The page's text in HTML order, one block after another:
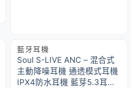
藍牙耳機
Soul S-LIVE ANC – 混合式
主動降噪耳機 通透模式耳機
IPX4防水耳機 藍芽5.3耳機